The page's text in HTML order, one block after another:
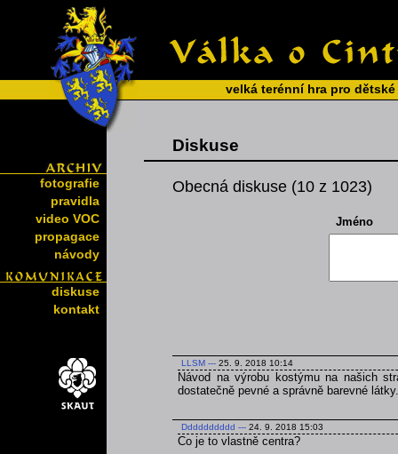
velká terénní hra pro
fotografie
pravidla
video VOC
propagace
návody
diskuse
kontakt
Diskuse
Obecná diskuse (10 z 1023)
Jméno
LLSM --- 25. 9. 2018 10:14
Návod na výrobu kostýmu na našich
dostatečně pevné a správně barevné látky.
Dddddddddd --- 24. 9. 2018 15:03
Co je to vlastně centra?